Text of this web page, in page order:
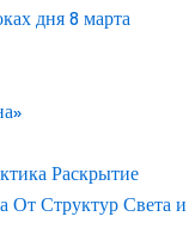
дня 8 марта
Раскрытие
От Структур Света и